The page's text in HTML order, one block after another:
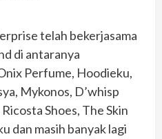
telah bekerjasama
di antaranya
Perfume, Hoodieku,
Mykonos, D’whisp
Shoes, The Skin
dan masih banyak lagi